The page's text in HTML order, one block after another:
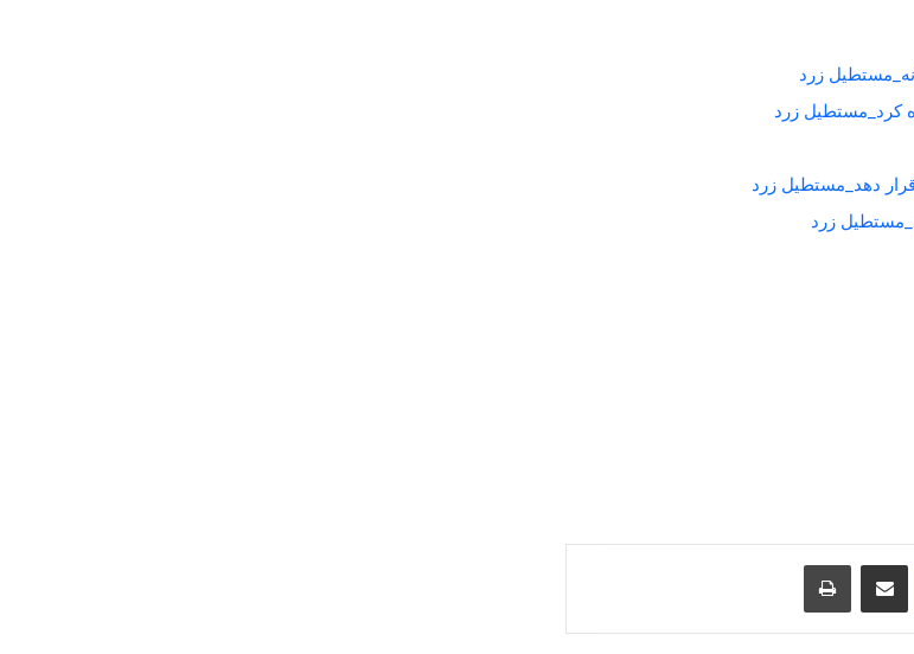
زرد
کرد_مستطیل زرد
دهد_مستطیل زرد